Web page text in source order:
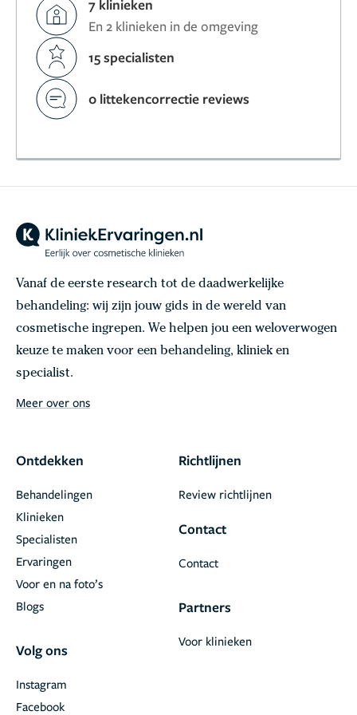
7 klinieken
En 2 klinieken in de omgeving
15 specialisten
0 littekencorrectie reviews
Vanaf de eerste research tot de daadwerkelijke
behandeling: wij zijn jouw gids in de wereld van
cosmetische ingrepen. We helpen jou een weloverwogen
keuze te maken voor een behandeling, kliniek en
specialist.
Meer over ons
Ontdekken
Behandelingen
Klinieken
Specialisten
Ervaringen
Voor en na foto’s
Blogs
Volg ons
Facebook
Instagram
Richtlijnen
Review richtlijnen
Contact
Contact
Partners
Voor klinieken